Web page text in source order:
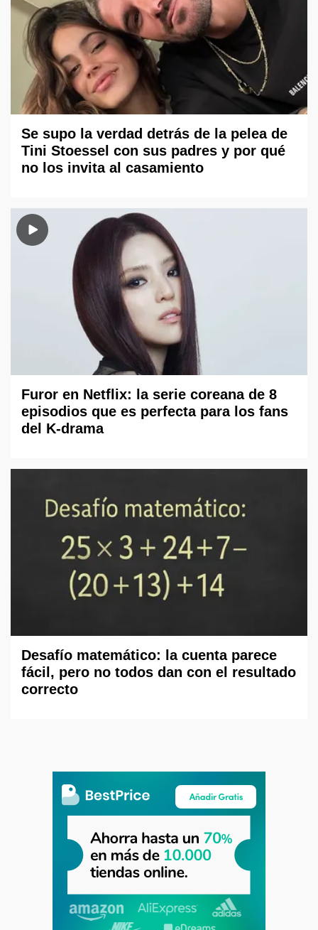
Se supo la verdad detrás de la pelea de
Tini Stoessel con sus padres y por qué
no los invita al casamiento
Furor en Netflix: la serie coreana de 8
episodios que es perfecta para los fans
del K-drama
Desafío matemático: la cuenta parece
fácil, pero no todos dan con el resultado
correcto